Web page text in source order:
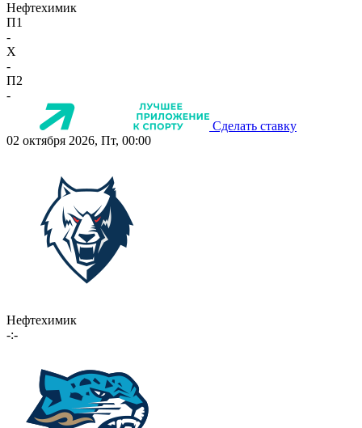
Нефтехимик
П1
-
X
-
П2
-
Сделать ставку
02 октября 2026, Пт, 00:00
Нефтехимик
-:-